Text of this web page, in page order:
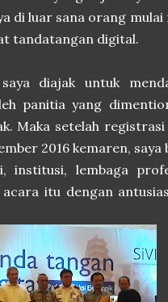
di luar sana orang mulai
tandatangan digital.
diajak untuk
panitia yang
Maka setelah
2016 kemaren,
institusi, lembaga
itu dengan